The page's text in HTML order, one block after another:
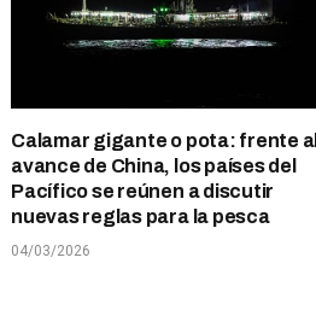
Calamar gigante o pota: frente al
avance de China, los países del
Pacífico se reúnen a discutir
nuevas reglas para la pesca
04/03/2026